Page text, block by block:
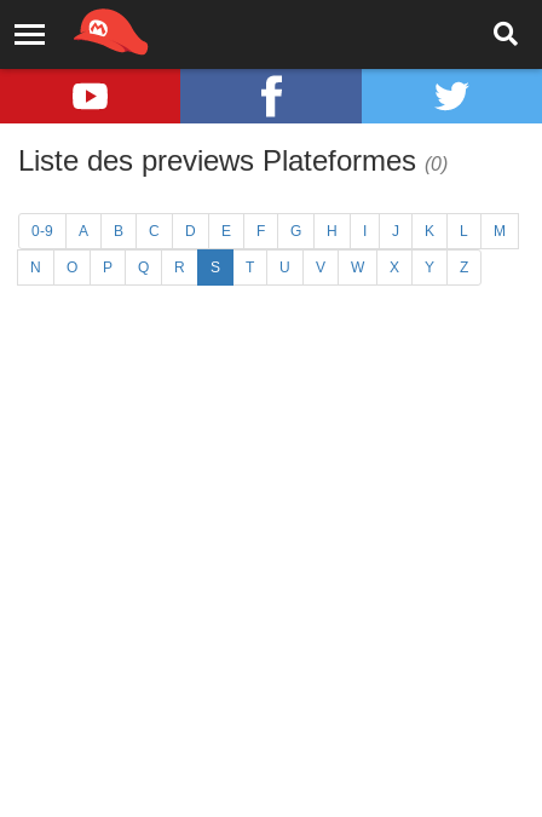
Liste des previews Plateformes (0)
0-9 A B C D E F G H J K L M
N O P Q R S T U V W X Y Z